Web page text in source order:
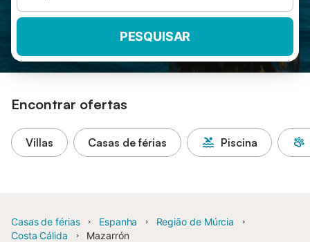
PESQUISAR
Encontrar ofertas
Villas Casas de férias Piscina
Casas de férias Espanha
Região de Múrcia
Costa Cálida
Mazarrón